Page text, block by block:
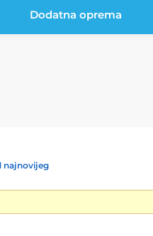
Dodatna oprema
najnovijeg